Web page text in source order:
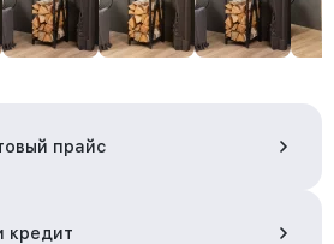
прайс
кредит